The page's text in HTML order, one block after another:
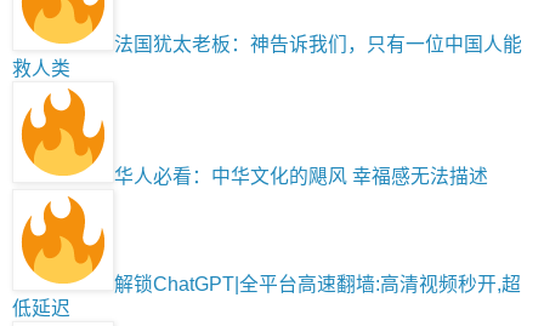
法国犹太老板：神告诉我们，只有一位中国人能
救人类
华人必看：中华文化的飓风 幸福感无法描述
解锁ChatGPT|全平台高速翻墙:高清视频秒开,超
低延迟